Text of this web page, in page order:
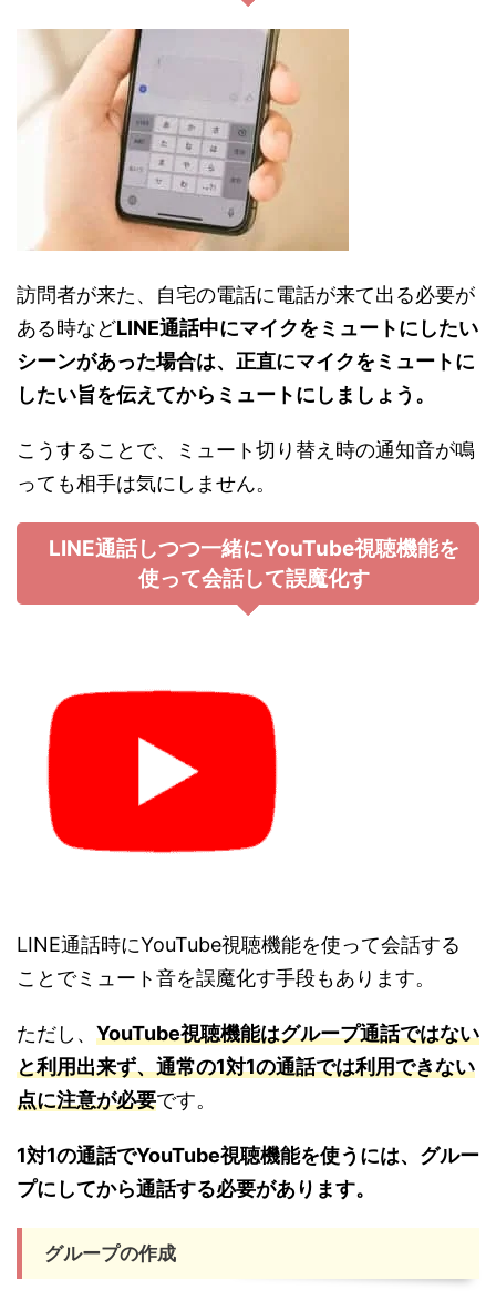
訪問者が来た、自宅の電話に電話が来て出る必要が
ある時などLINE通話中にマイクをミュートにしたい
シーンがあった場合は、正直にマイクをミュートに
したい旨を伝えてからミュートにしましょう。
こうすることで、ミュート切り替え時の通知音が鳴
っても相手は気にしません。
LINE通話しつつ一緒にYouTube視聴機能を
使って会話して誤魔化す
LINE通話時にYouTube視聴機能を使って会話する
ことでミュート音を誤魔化す手段もあります。
ただし、 YouTube視聴機能はグループ通話ではない
と利用出来ず、通常の1対1の通話では利用できない
点に注意が必要です。
1対1の通話でYouTube視聴機能を使うには、グルー
プにしてから通話する必要があります。
グループの作成